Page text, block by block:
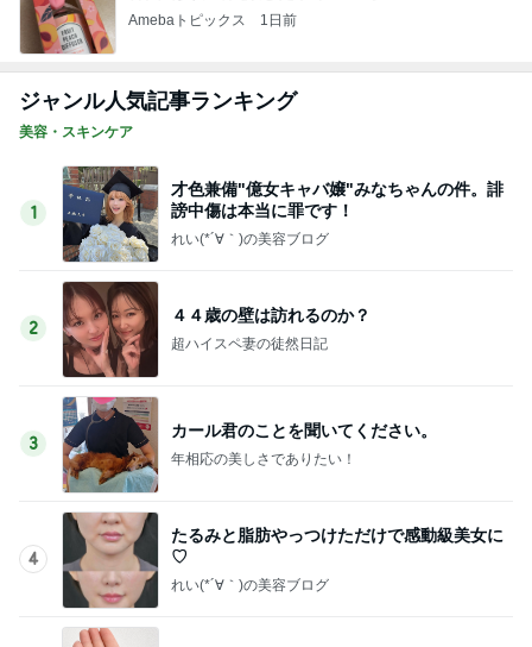
Amebaトピックス 1日前
ジャンル人気記事ランキング
美容・スキンケア
1
才色兼備"億女キャバ嬢"みなちゃんの件。誹
謗中傷は本当に罪です！
れい(*´∀｀)の美容ブログ
2
４４歳の壁は訪れるのか？
超ハイスペ妻の徒然日記
3
カール君のことを聞いてください。
年相応の美しさでありたい！
4
たるみと脂肪やっつけただけで感動級美女に
♡
れい(*´∀｀)の美容ブログ